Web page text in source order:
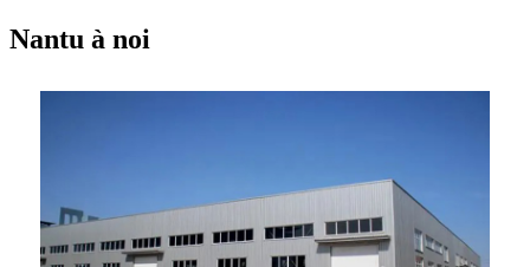
Nantu à noi